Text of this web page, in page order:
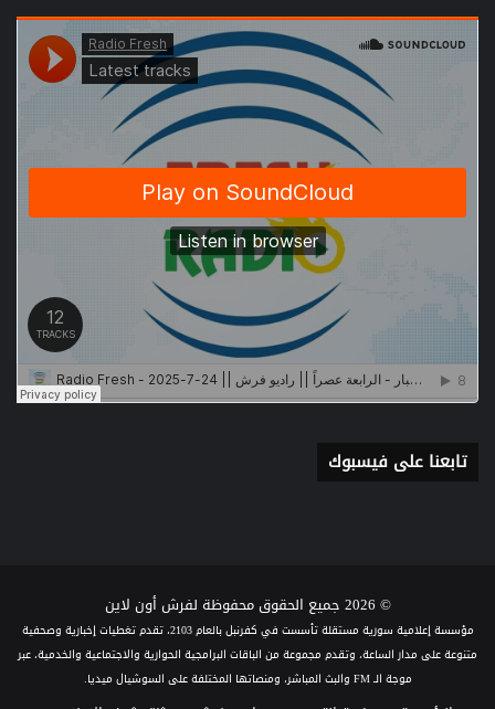
تابعنا على فيسبوك
© 2026 جميع الحقوق محفوظة لفرش أون لاين
مؤسسة إعلامية سورية مستقلة تأسست في كفرنبل بالعام 2103، تقدم تغطيات إخبارية وصحفية
متنوعة على مدار الساعة، وتقدم مجموعة من الباقات البرامجية الحوارية والاجتماعية والخدمية، عبر
موجة الـ FM والبث المباشر، ومنصاتها المختلفة على السوشيال ميديا.